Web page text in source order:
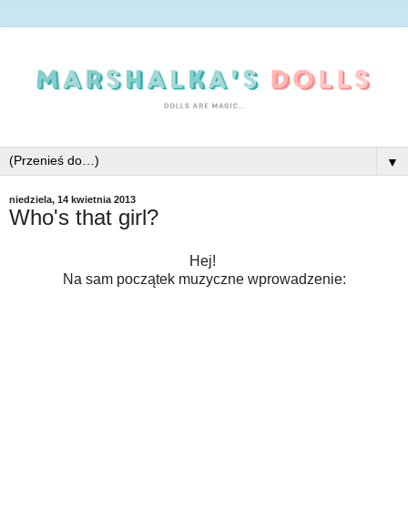
▼
niedziela, 14 kwietnia 2013
Who's that girl?
Hej!
Na sam początek muzyczne wprowadzenie: